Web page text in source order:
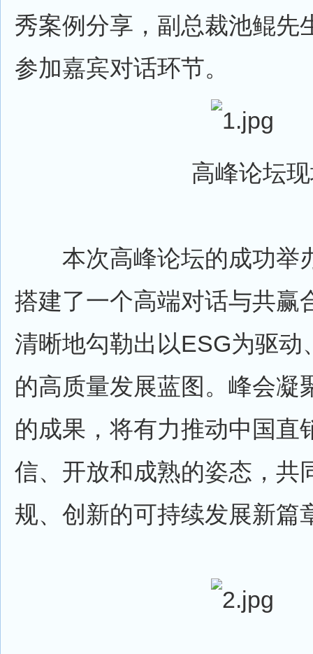
秀案例分享，副总裁池鲲先
参加嘉宾对话环节。
高峰论坛
本次高峰论坛的成功举
搭建了一个高端对话与共赢
清晰地勾勒出以ESG为驱动
的高质量发展蓝图。峰会凝
的成果，将有力推动中国直
信、开放和成熟的姿态，共
规、创新的可持续发展新篇